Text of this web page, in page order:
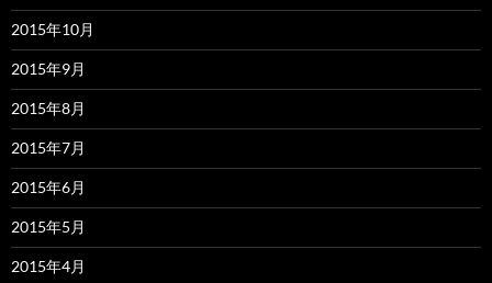
2015年10月
2015年9月
2015年8月
2015年7月
2015年6月
2015年5月
2015年4月